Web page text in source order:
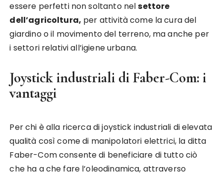
essere perfetti non soltanto nelsettore
dell’agricoltura, per attività come la cura del
giardino o il movimento del terreno, ma anche per
i settori relativi all’igiene urbana.
Joystick industriali di Faber-Com: i
vantaggi
Per chi è alla ricerca di joystick industriali di elevata
qualità così come di manipolatori elettrici, la ditta
Faber-Com consente di beneficiare di tutto ciò
che ha a che fare l’oleodinamica, attraverso